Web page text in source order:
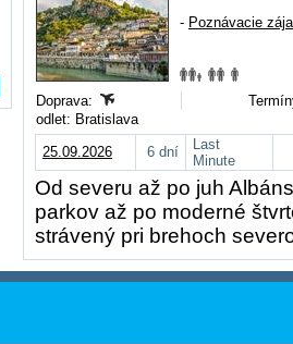
- Poznávacie
Doprava:
odlet: Bratislava
25.09.2026
6 dní
Last
Minute
Od severu až po juh
parkov až po moderné
strávený pri brehoch